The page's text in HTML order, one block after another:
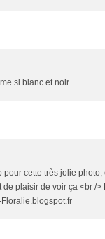
si blanc et noir...
pour cette très jolie
plaisir de voir ça <br /